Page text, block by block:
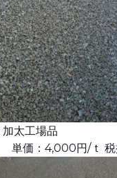
太工場品
価：4,000円/ｔ 税